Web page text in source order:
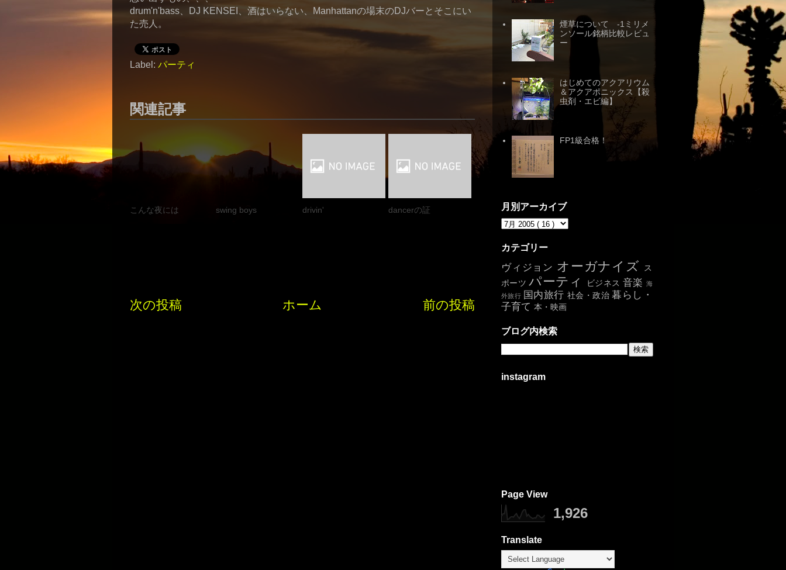
drum'n'bass、DJ KENSEI、酒はいらない、Manhattanの場末のDJバーとそこにい
た売人。
Label: パーティ
関連記事
こんな夜には swing boys drivin' dancerの証
次の投稿 前の投稿
ホーム
煙草について -1ミリメ
ンソール銘柄比較レビュ
ー
はじめてのアクアリウム
＆アクアポニックス【殺
虫剤・エビ編】
FP1級合格！
月別アーカイブ
カテゴリー
ヴィジョン オーガナイズ
ス
ポーツパーティ ビジネス 音楽 海
外旅行 国内旅行 社会・政治暮らし・
子育て 本・映画
ブログ内検索
instagram
Page View
1,926
Translate